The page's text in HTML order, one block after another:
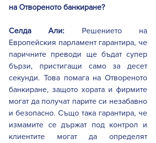
на Отвореното банкиране?
Селда Али: Решението на
Европейския парламент гарантира, че
паричните преводи ще бъдат супер
бързи, пристигащи само за десет
секунди. Това помага на Отвореното
банкиране, защото хората и фирмите
могат да получат парите си незабавно
и безопасно. Също така гарантира, че
измамите се държат под контрол и
клиентите могат да определят